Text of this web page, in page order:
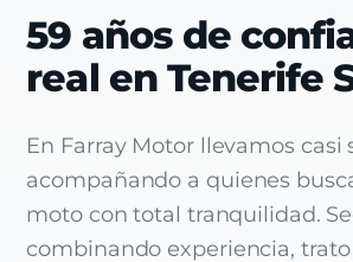
59 años de
real en Tenerife
En Farray Motor llevamos casi
acompañando a quienes
moto con total tranquilidad.
combinando experiencia,